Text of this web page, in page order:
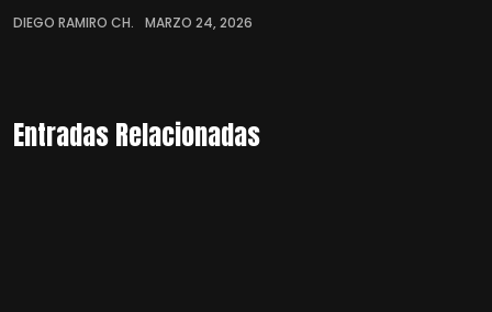
DIEGO RAMIRO CH. MARZO 24, 2026
Entradas Relacionadas